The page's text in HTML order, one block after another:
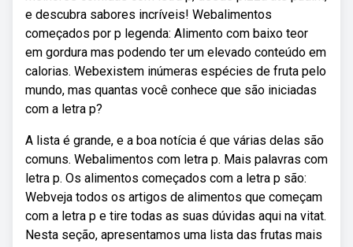
e descubra sabores incríveis! Webalimentos
começados por p legenda: Alimento com baixo teor
em gordura mas podendo ter um elevado conteúdo em
calorias. Webexistem inúmeras espécies de fruta pelo
mundo, mas quantas você conhece que são iniciadas
com a letra p?
A lista é grande, e a boa notícia é que várias delas são
comuns. Webalimentos com letra p. Mais palavras com
letra p. Os alimentos começados com a letra p são:
Webveja todos os artigos de alimentos que começam
com a letra p e tire todas as suas dúvidas aqui na vitat.
Nesta seção, apresentamos uma lista das frutas mais